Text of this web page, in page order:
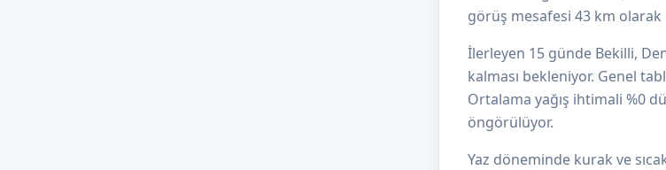
görüş mesafesi 43 km
İlerleyen 15 günde Bekilli,
kalması bekleniyor. Genel
Ortalama yağış ihtimali %0
öngörülüyor.
Yaz döneminde kurak ve